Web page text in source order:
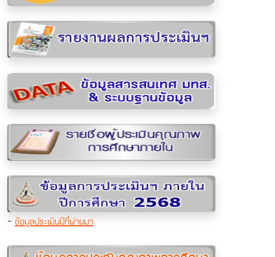
- ข้อมูลประเมินปีที่ผ่านมา